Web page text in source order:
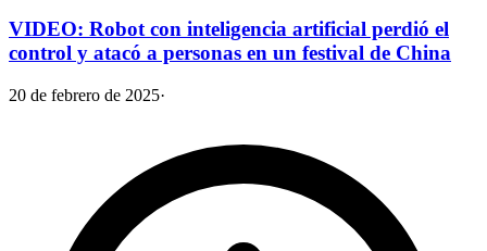
VIDEO: Robot con inteligencia artificial perdió el
control y atacó a personas en un festival de China
20 de febrero de 2025·